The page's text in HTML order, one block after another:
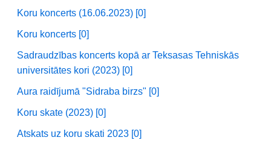
Koru koncerts (16.06.2023) [0]
Koru koncerts [0]
Sadraudzības koncerts kopā ar Teksasas Tehniskās
universitātes kori (2023) [0]
Aura raidījumā "Sidraba birzs" [0]
Koru skate (2023) [0]
Atskats uz koru skati 2023 [0]